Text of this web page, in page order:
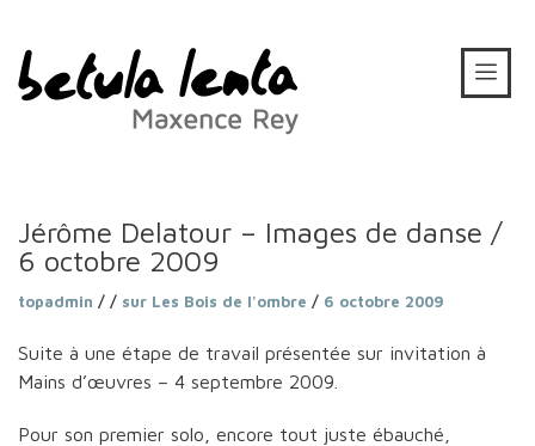
Jérôme Delatour – Images de danse /
6 octobre 2009
topadmin / / sur Les Bois de l'ombre / 6 octobre 2009
Suite à une étape de travail présentée sur invitation à
Mains d’œuvres – 4 septembre 2009.
Pour son premier solo, encore tout juste ébauché,